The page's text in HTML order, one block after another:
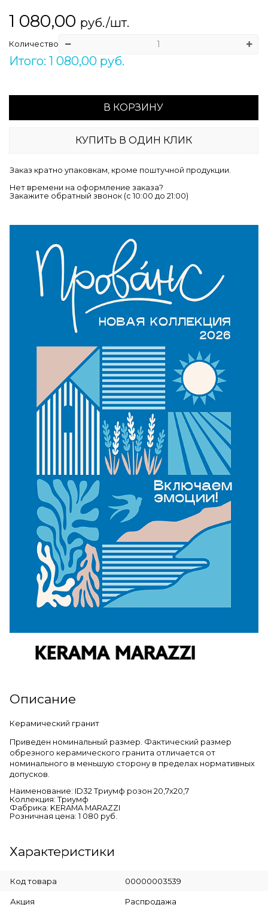
1 080,00 руб./шт.
Количество
Итого: 1 080,00 руб.
В КОРЗИНУ
КУПИТЬ В ОДИН КЛИК
Заказ кратно упаковкам, кроме поштучной продукции.
Нет времени на оформление заказа?
Закажите обратный звонок (c 10:00 до 21:00)
Описание
Керамический гранит
Приведен номинальный размер. Фактический размер
обрезного керамического гранита отличается от
номинального в меньшую сторону в пределах нормативных
допусков.
Наименование: ID32 Триумф розон 20,7х20,7
Коллекция: Триумф
Фабрика: KERAMA MARAZZI
Розничная цена: 1 080 руб.
Характеристики
Код товара 00000003539
Акция Распродажа